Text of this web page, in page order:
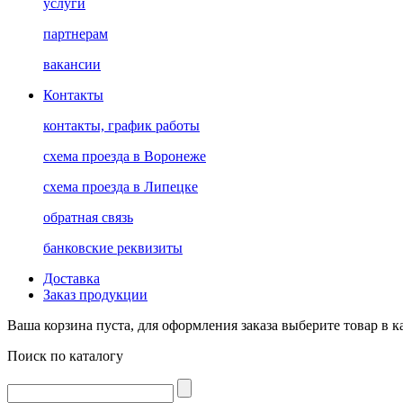
услуги
партнерам
вакансии
Контакты
контакты, график работы
схема проезда в Воронеже
схема проезда в Липецке
обратная связь
банковские реквизиты
Доставка
Заказ продукции
Ваша корзина пуста, для оформления заказа выберите товар в
Поиск по каталогу